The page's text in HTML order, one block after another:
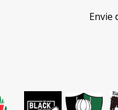
Envie